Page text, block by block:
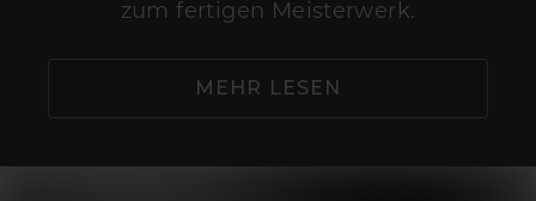
zum fertigen Meisterwerk.
MEHR LESEN